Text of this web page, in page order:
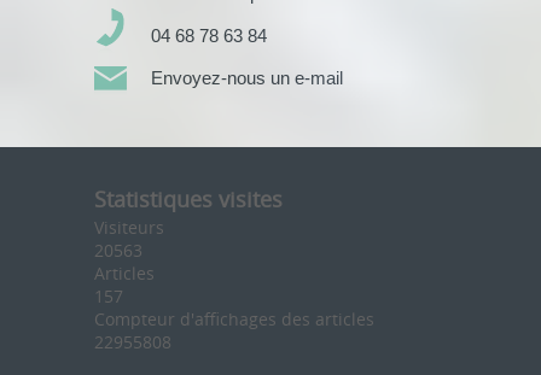
04 68 78 63 84
Envoyez-nous un e-mail
Statistiques visites
Visiteurs
20563
Articles
157
Compteur d'affichages des articles
22955808